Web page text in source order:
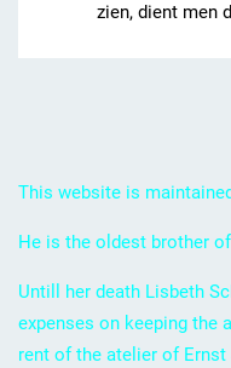
zien, dient men
This website is
He is the oldest brother
Untill her death Lisbeth
expenses on keeping the
rent of the atelier of Ernst